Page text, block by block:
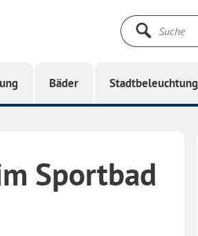
Suche
Bäder Stadtbeleuchtung
Sportbad